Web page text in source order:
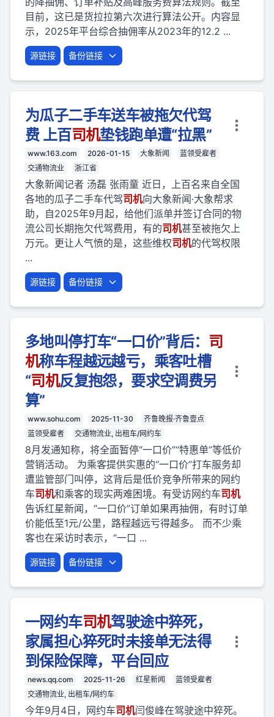
目前，这已是货拉拉第六次进行算法公开。内容显
示，2025年平台综合抽佣率从2023年的12.2 ...
源链接 备份链接
为瓜子二手车送车被拖欠代驾
费 上百司机垫钱跑单遭“拉黑”
www.163.com 2026-01-15 大象新闻
蓝领受雇者
交通物流业
浙江省
大象新闻记者 汤磊 张雨童 近日，上百名来自全国
各地的瓜子二手车代驾司机向大象新闻·大象帮求
助，自2025年9月起，给他们派单并签订合同的物
流公司长期拖欠代驾费用，有的司机甚至被拖欠上
万元。更让人气愤的是，这些维权司机的代驾权限
...
源链接 备份链接
多地叫停打车“一口价”背后： 司
机称车程越远越亏，乘客吐槽
“司机反复抱怨，要求空调费另
算”
www.sohu.com 2025-11-30
齐鲁晚报·齐鲁壹点
蓝领受雇者
交通物流业, 出租车/网约车
8月发通知称，将全面暂停“一口价”“特惠单”等低价
营销活动。 为乘客提供实惠的“一口价”打车服务却
遭监管部门叫停，这背后是低价竞争所带来的网约
车司机和乘客的现实两难困境。有受访网约车司机
告诉红星新闻，“一口价”订单如果再抽佣，有时订单
价能低至1元/公里，路程越远亏得越多。 而不少乘
客也在采访时表示，“一口 ...
源链接 备份链接
一网约车司机驾驶途中猝死，
家属担心猝死时未接单无法得
到保险保障，平台回应
news.qq.com 2025-11-26 红星新闻
蓝领受雇者
交通物流业, 出租车/网约车
今年9月4日，网约车司机闫俊峰在驾驶途中猝死。